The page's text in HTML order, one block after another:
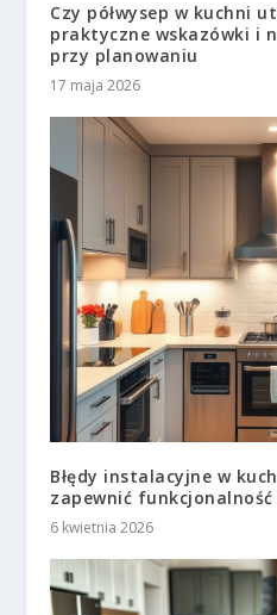
Czy półwysep w kuchni
praktyczne wskazówki i
przy planowaniu
17 maja 2026
Błędy instalacyjne w
zapewnić
6 kwietnia 2026